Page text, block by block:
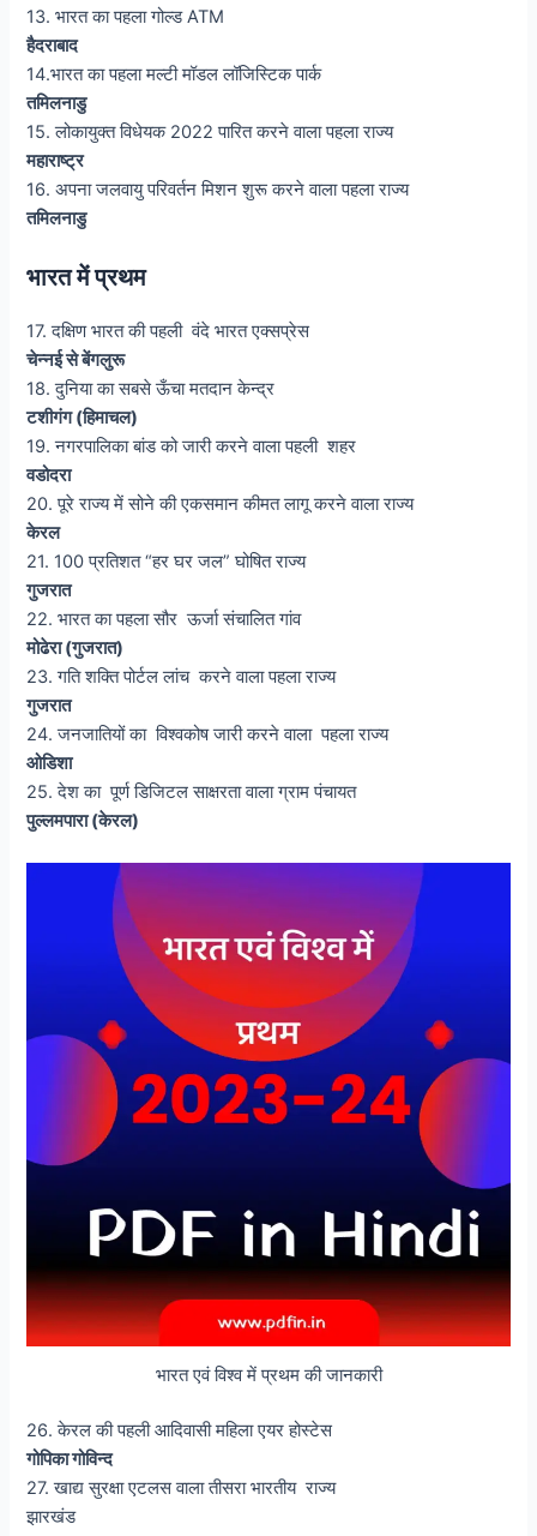
13. भारत का पहला गोल्ड ATM
हैदराबाद
14.भारत का पहला मल्टी मॉडल लॉजिस्टिक पार्क
तमिलनाडु
15. लोकायुक्त विधेयक 2022 पारित करने वाला पहला राज्य
महाराष्ट्र
16. अपना जलवायु परिवर्तन मिशन शुरू करने वाला पहला राज्य
तमिलनाडु
भारत में प्रथम
17. दक्षिण भारत की पहली वंदे भारत एक्सप्रेस
चेन्नई से बेंगलुरू
18. दुनिया का सबसे ऊँचा मतदान केन्द्र
टशीगंग (हिमाचल)
19. नगरपालिका बांड को जारी करने वाला पहली शहर
वडोदरा
20. पूरे राज्य में सोने की एकसमान कीमत लागू करने वाला राज्य
केरल
21. 100 प्रतिशत “हर घर जल” घोषित राज्य
गुजरात
22. भारत का पहला सौर ऊर्जा संचालित गांव
मोढेरा (गुजरात)
23. गति शक्ति पोर्टल लांच करने वाला पहला राज्य
गुजरात
24. जनजातियों का विश्वकोष जारी करने वाला पहला राज्य
ओडिशा
25. देश का पूर्ण डिजिटल साक्षरता वाला ग्राम पंचायत
पुल्लमपारा (केरल)
भारत एवं विश्व में प्रथम की जानकारी
26. केरल की पहली आदिवासी महिला एयर होस्टेस
गोपिका गोविन्द
27. खाद्य सुरक्षा एटलस वाला तीसरा भारतीय राज्य
झारखंड